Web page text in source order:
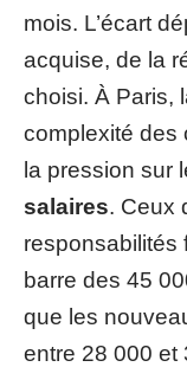
mois. L’écart
acquise, de la
choisi. À Paris,
complexité des
la pression sur
salaires. Ceux
responsabilités
barre des 45
que les
entre 28 000 et